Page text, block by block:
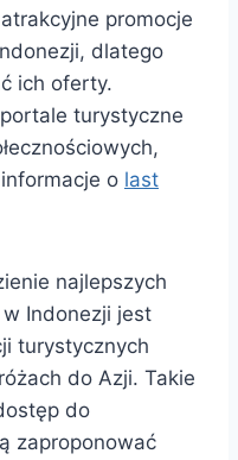
promocje
dlatego
ich oferty.
turystyczne
o last
najlepszych
Indonezji jest
turystycznych
do Azji. Takie
do
zaproponować